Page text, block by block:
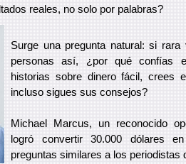
reales, no solo por palabras?
Surge una pregunta natural: si
personas así, ¿por qué confías
historias sobre dinero fácil, crees
incluso sigues sus consejos?
Michael Marcus, un reconocido
logró convertir 30.000 dólares
preguntas similares a los periodistas